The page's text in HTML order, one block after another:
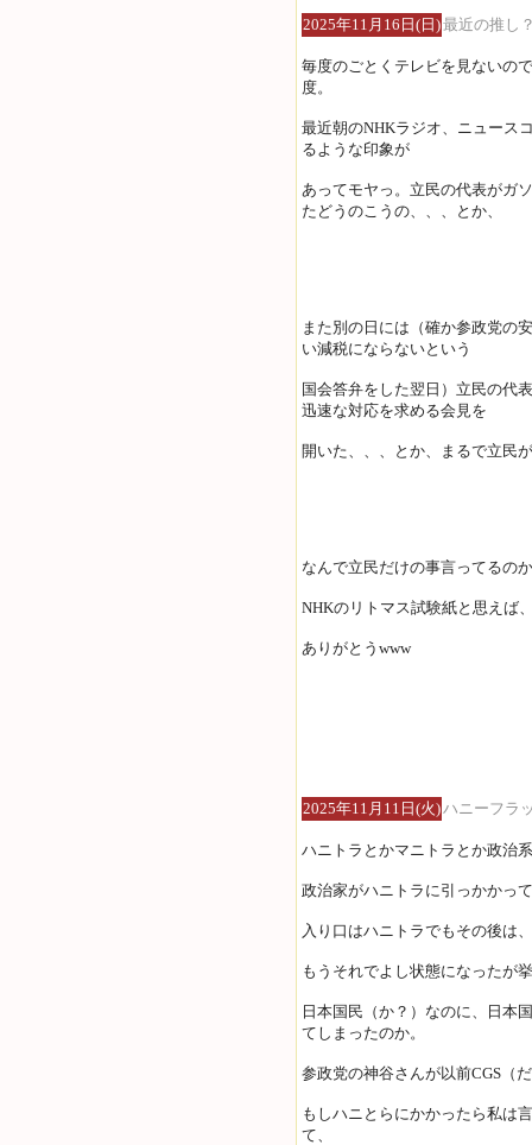
2025年11月16日(日)最近の推し
毎度のごとくテレビを見ないの
度。
最近朝のNHKラジオ、ニュース
るような印象が
あってモヤっ。立民の代表がガ
たどうのこうの、、、とか、
また別の日には（確か参政党の
い減税にならないという
国会答弁をした翌日）立民の代
迅速な対応を求める会見を
開いた、、、とか、まるで立民
なんで立民だけの事言ってるの
NHKのリトマス試験紙と思えば
ありがとうwww
2025年11月11日(火)ハニーフラ
ハニトラとかマニトラとか政治
政治家がハニトラに引っかかっ
入り口はハニトラでもその後は
もうそれでよし状態になったが
日本国民（か？）なのに、日本
てしまったのか。
参政党の神谷さんが以前CGS（
もしハニとらにかかったら私は
て、